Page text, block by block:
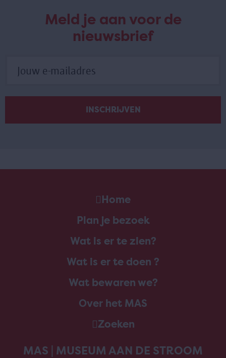
Meld je aan voor de
nieuwsbrief
Home
Plan je bezoek
Wat is er te zien?
Wat is er te doen ?
Wat bewaren we?
Over het MAS
Zoeken
MAS | MUSEUM AAN DE STROOM